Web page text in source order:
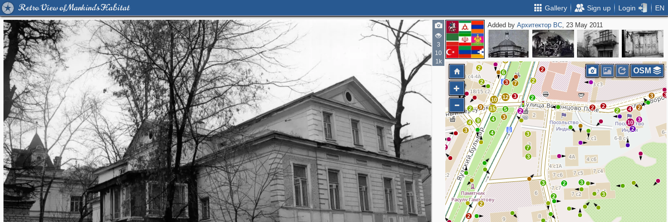
Retro View of Mankind's Habitat Gallery Sign up Login EN
3
10
1k
Added byАрхитектор ВС, 23 May 2011
3
4
2
9
4
2
2
2
2
3
2
3
7
3
3
10
2
3
2
4
2
2
2
2
2
2
7
2
3
3
4
15 5
12
2
3
3
6
2
10
9
2
2
3 2
3
2
2
3 3
OSM